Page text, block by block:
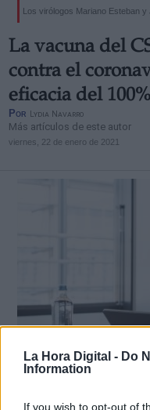
La Hora Digital - Do
Information
If you wish to opt-out of
Los virólogos Mariano Esteban y
La vacuna del
contra el
eficacia del
Por Lydia Navarro
Más artículos de este autor
viernes, 22 de enero de 2021